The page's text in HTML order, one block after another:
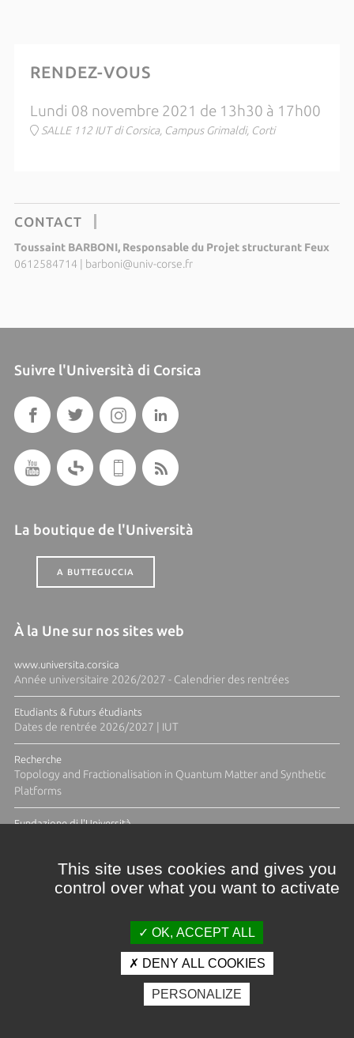
RENDEZ-VOUS
Lundi 08 novembre 2021 de 13h30 à 17h00
SALLE 112 IUT di Corsica, Campus Grimaldi, Corti
CONTACT
Toussaint BARBONI, Responsable du Projet structurant Feux
0612584714 | barboni@univ-corse.fr
Suivre l'Università di Corsica
La boutique de l'Università
A BUTTEGUCCIA
À la Une sur nos sites web
www.universita.corsica
Année universitaire 2026/2027 - Calendrier des rentrées
Etudiants & futurs étudiants
Dates de rentrée 2026/2027 | IUT
Recherche
Topology and Fractionalisation in Quantum Matter and Synthetic
Platforms
Fundazione di l'Università
Crédits et mentions légales
Espace presse
Photothèque
This site uses cookies and gives you
control over what you want to activate
OK, ACCEPT ALL
DENY ALL COOKIES
PERSONALIZE